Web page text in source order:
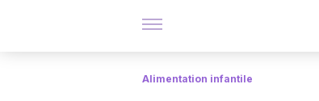
Alimentation infantile